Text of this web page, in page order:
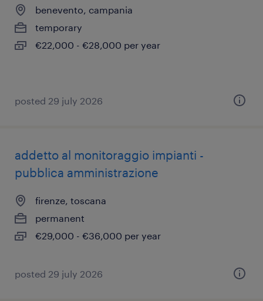
benevento, campania
temporary
€22,000 - €28,000 per year
posted 29 july 2026
addetto al monitoraggio impianti -
pubblica amministrazione
firenze, toscana
permanent
€29,000 - €36,000 per year
posted 29 july 2026